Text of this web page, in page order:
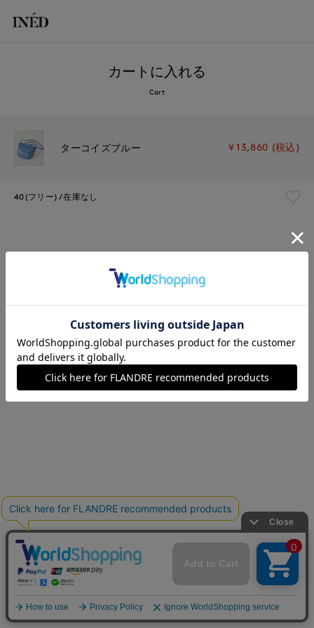
カートに入れる
Cart
ターコイズブルー ￥13,860 (税込)
40(フリー) 在庫なし